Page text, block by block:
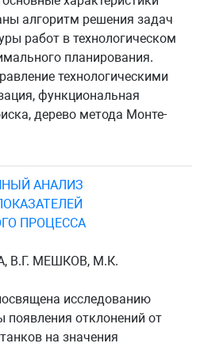
алгоритм решения задач
работ в технологическом
планирования.
технологическими
функциональная
дерево метода Монте-
АНАЛИЗ
ПРОЦЕССА
В.Г. МЕШКОВ, М.К.
исследованию
появления отклонений от
на значения